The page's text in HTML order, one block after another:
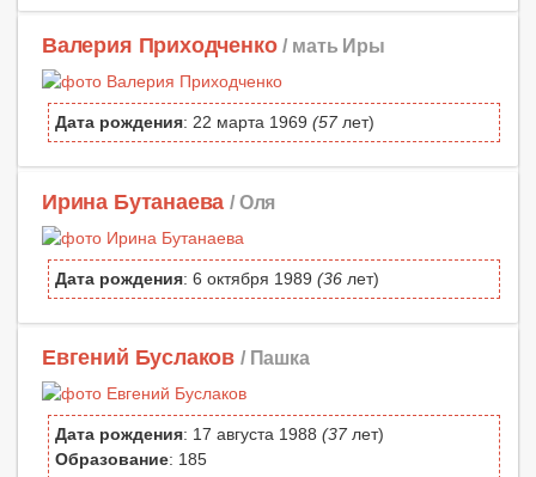
Валерия Приходченко / мать Иры
Дата рождения: 22 марта 1969 (57лет)
Ирина Бутанаева / Оля
Дата рождения: 6 октября 1989 (36 лет)
Евгений Буслаков / Пашка
Дата рождения: 17 августа 1988 (37лет)
Образование: 185